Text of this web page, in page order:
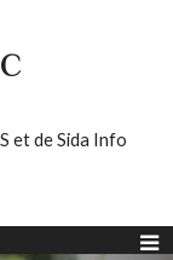
et de Sida Info